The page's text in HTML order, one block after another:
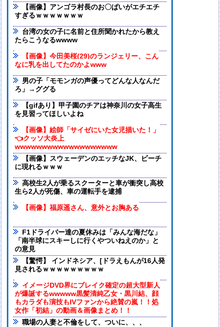
【画像】アンゴラ村長のお〇ぱいがエチエチ
すぎるｗｗｗｗｗｗｗ
台湾の女の子に名前と住所聞かれたから教え
たらこうなるwwww
【画像】今田美桜(29)のランジェリー、こん
なに乳を出してたのかよwww
男の子「モモンガの声優ってどんな人なんだ
ろ」→ググる
【gifあり】甲子園のチアは神奈川の女子高生
を見習ってほしいよね
【画像】絵師「サイゼにいた女児描いた！」
👈クッソ大炎上
wwwwwwwwwwwwwwwwwww
【画像】スウェーデンのエッチなJK、ビーチ
に現れるｗｗｗ
高校生2人が乗るスクーターと車が衝突し高校
生ら2人が死傷、車の運転手を逮捕
【画像】福原遥さん、意外とお胸ある
F1ドライバー達の夏休みは「みんな海だな」
「南半球にスキーしに行くやついねえのか」と
の意見
【驚愕】 インドネシア、[ドラえもんが16人発
見されるｗｗｗｗｗｗｗｗｗ
イメージDVD界にブレイク確定の超大型新人
が爆誕するwwwww黒髪清純乙女・黒川結、顔
もカラダも演技もIVファンから絶賛の嵐！！処
女作「初結」の動画＆画像まとめ！！
職場の人妻と不倫をして、ついに、、、